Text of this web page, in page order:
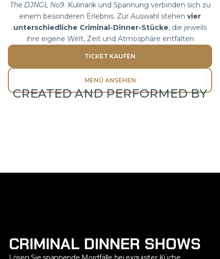
The DJNGL No9. Kulinarik und Spannung verbinden sich zu
einem besonderen Erlebnis. Zur Auswahl stehen vier
unterschiedliche Criminal-Dinner-Stücke, die jeweils
ihre eigene Welt, Zeit und Atmosphäre entfalten
TICKET KAUFEN
MENÜ ANSEHEN
CREATED AND PERFORMED BY
CRIMINAL DINNER SHOWS